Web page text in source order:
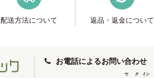
配送方法について 返品・返金について
お電話によるお問い合わせ